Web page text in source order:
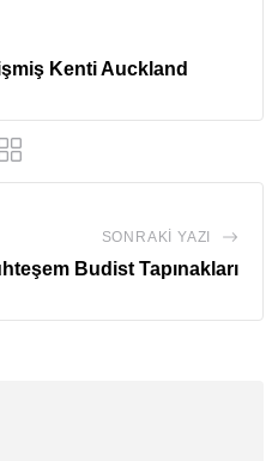
Kenti Auckland
SONRAKI YAZI
Budist Tapınakları